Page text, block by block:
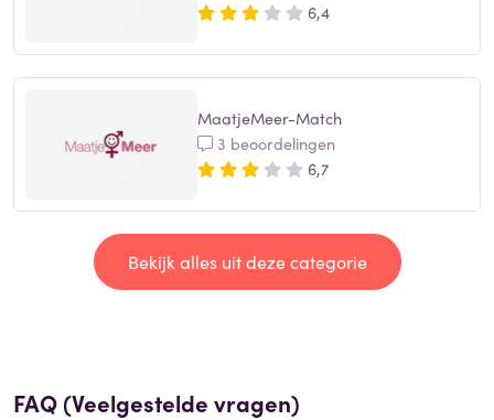
6,4
MaatjeMeer-Match
3 beoordelingen
6,7
Bekijk alles uit deze categorie
FAQ (Veelgestelde vragen)